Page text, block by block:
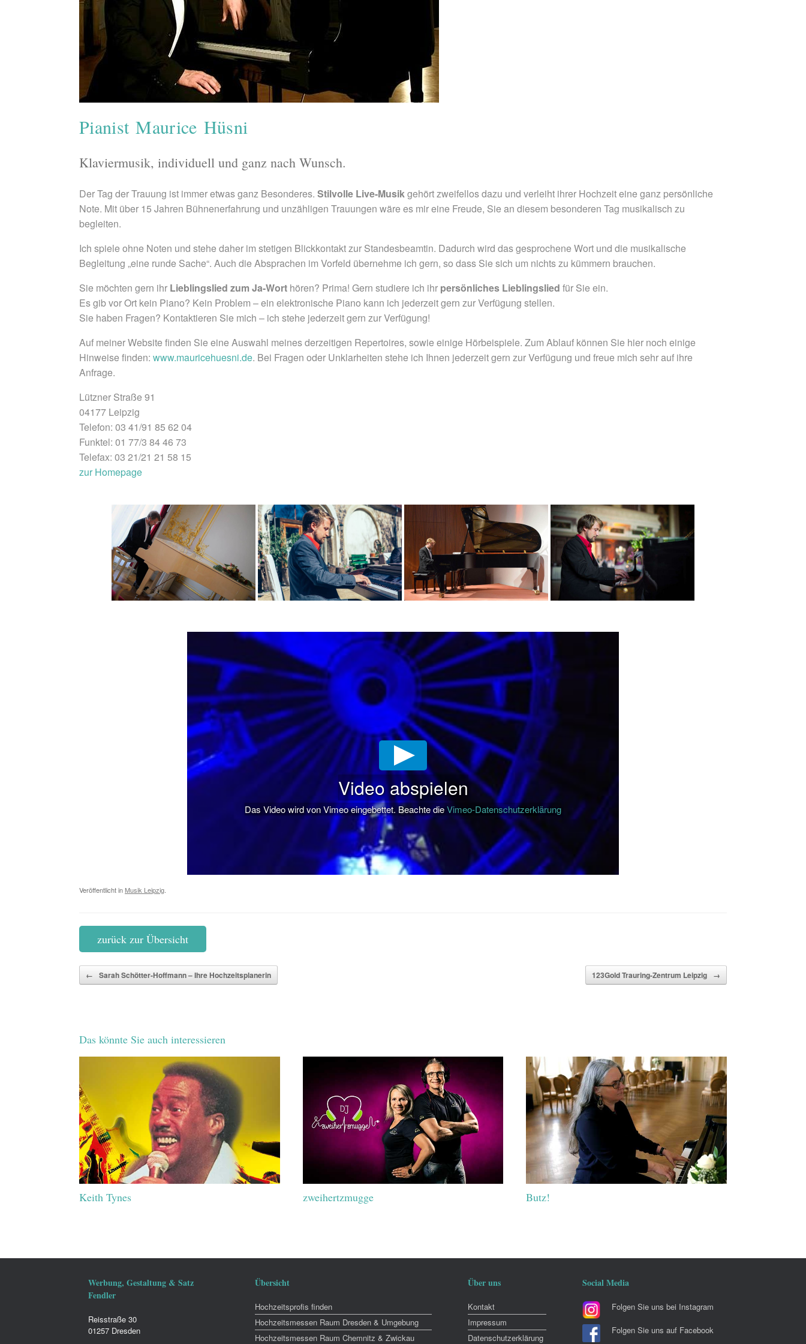
Pianist Maurice Hüsni
Klaviermusik, individuell und ganz nach Wunsch.
Der Tag der Trauung ist immer etwas ganz Besonderes. Stilvolle Live-Musikgehört zweifellos dazu und verleiht ihrer Hochzeit eine ganz persönliche
Note. Mit über 15 Jahren Bühnenerfahrung und unzähligen Trauungen wäre es mir eine Freude, Sie an diesem besonderen Tag musikalisch zu
begleiten.
Ich spiele ohne Noten und stehe daher im stetigen Blickkontakt zur Standesbeamtin. Dadurch wird das gesprochene Wort und die musikalische
Begleitung „eine runde Sache“. Auch die Absprachen im Vorfeld übernehme ich gern, so dass Sie sich um nichts zu kümmern brauchen.
Sie möchten gern ihr Lieblingslied zum Ja-Wort hören? Prima! Gern studiere ich ihr persönliches Lieblingslied für Sie ein.
Es gib vor Ort kein Piano? Kein Problem – ein elektronische Piano kann ich jederzeit gern zur Verfügung stellen.
Sie haben Fragen? Kontaktieren Sie mich – ich stehe jederzeit gern zur Verfügung!
Auf meiner Website finden Sie eine Auswahl meines derzeitigen Repertoires, sowie einige Hörbeispiele. Zum Ablauf können Sie hier noch einige
Hinweise finden: www.mauricehuesni.de. Bei Fragen oder Unklarheiten stehe ich Ihnen jederzeit gern zur Verfügung und freue mich sehr auf ihre
Anfrage.
Lützner Straße 91
04177 Leipzig
Telefon: 03 41/91 85 62 04
Funktel: 01 77/3 84 46 73
Telefax: 03 21/21 21 58 15
zur Homepage
Video abspielen
Das Video wird von Vimeo eingebettet. Beachte dieVimeo-Datenschutzerklärung
Veröffentlicht in Musik Leipzig
zurück zur Übersicht
Beitragsnavigation
← Sarah Schötter-Hoffmann – Ihre Hochzeitsplanerin 123Gold Trauring-Zentrum Leipzig →
Das könnte Sie auch interessieren
Keith Tynes zweihertzmugge Butz!
Werbung, Gestaltung & Satz
Fendler
Reisstraße 30
01257 Dresden
Übersicht
Hochzeitsprofis finden
Hochzeitsmessen Raum Dresden & Umgebung
Hochzeitsmessen Raum Chemnitz & Zwickau
Über uns
Kontakt
Impressum
Datenschutzerklärung
Social Media
Folgen Sie uns bei Instagram
Folgen Sie uns auf Facebook